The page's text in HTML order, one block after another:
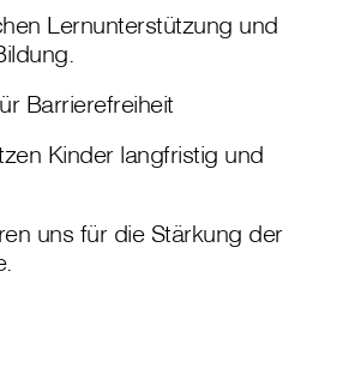
Lernunterstützung und
Barrierefreiheit
Kinder langfristig und
uns für die Stärkung der